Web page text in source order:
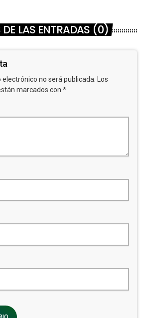
LAS ENTRADAS (0)
no será publicada. Los
marcados con *